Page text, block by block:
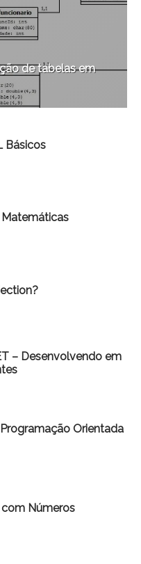
de tabelas em
Básicos
– Desenvolvendo em
Orientada
Números